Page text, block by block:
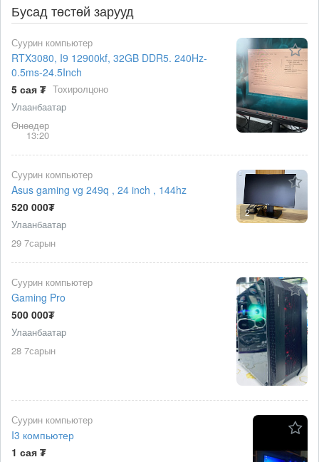
Бусад төстөй зарууд
Суурин компьютер
RTX3080, I9 12900kf, 32GB DDR5. 240Hz-
0.5ms-24.5Inch
5 сая ₮ Тохиролцоно
Улаанбаатар
Өнөөдөр
13:20
2
Суурин компьютер
Asus gaming vg 249q , 24 inch , 144hz
520 000₮
Улаанбаатар
29 7сарын
Суурин компьютер
Gaming Pro
500 000₮
Улаанбаатар
28 7сарын
Суурин компьютер
I3 компьютер
1 сая ₮